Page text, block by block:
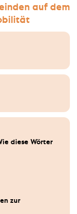
auf dem
diese Wörter
zur